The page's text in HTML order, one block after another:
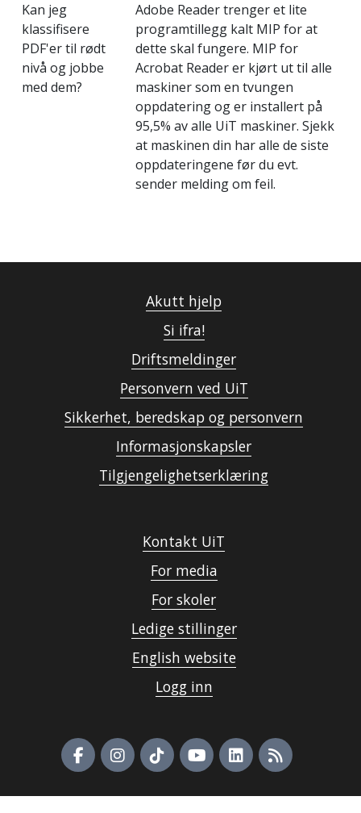
Kan jeg
klassifisere
PDF'er til rødt
nivå og jobbe
med dem?
Adobe Reader trenger et lite
programtillegg kalt MIP for at
dette skal fungere. MIP for
Acrobat Reader er kjørt ut til alle
maskiner som en tvungen
oppdatering og er installert på
95,5% av alle UiT maskiner. Sjekk
at maskinen din har alle de siste
oppdateringene før du evt.
sender melding om feil.
Akutt hjelp
Si ifra!
Driftsmeldinger
Personvern ved UiT
Sikkerhet, beredskap og personvern
Informasjonskapsler
Tilgjengelighetserklæring
Kontakt UiT
For media
For skoler
Ledige stillinger
English website
Logg inn